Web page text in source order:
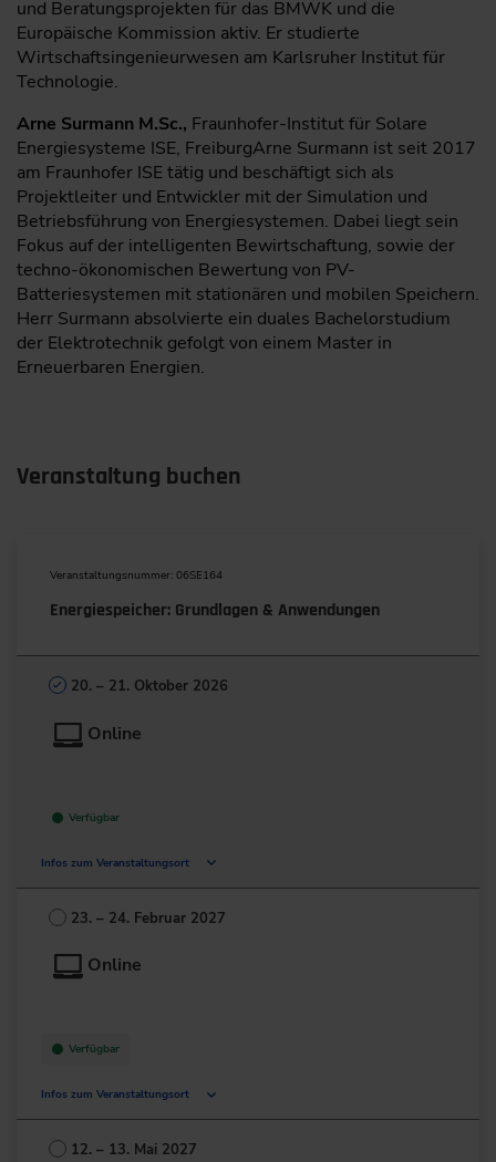
und Beratungsprojekten für das BMWK und die
Europäische Kommission aktiv. Er studierte
Wirtschaftsingenieurwesen am Karlsruher Institut für
Technologie.
Arne Surmann M.Sc., Fraunhofer-Institut für Solare
Energiesysteme ISE, FreiburgArne Surmann ist seit 2017
am Fraunhofer ISE tätig und beschäftigt sich als
Projektleiter und Entwickler mit der Simulation und
Betriebsführung von Energiesystemen. Dabei liegt sein
Fokus auf der intelligenten Bewirtschaftung, sowie der
techno-ökonomischen Bewertung von PV-
Batteriesystemen mit stationären und mobilen Speichern.
Herr Surmann absolvierte ein duales Bachelorstudium
der Elektrotechnik gefolgt von einem Master in
Erneuerbaren Energien.
Veranstaltung buchen
Veranstaltungsnummer: 06SE164
Energiespeicher: Grundlagen & Anwendungen
20. – 21. Oktober 2026
Online
Verfügbar
Infos zum Veranstaltungsort
Deutschland
+49 211/6214-201
23. – 24. Februar 2027
Online
Verfügbar
Infos zum Veranstaltungsort
Deutschland
12. – 13. Mai 2027